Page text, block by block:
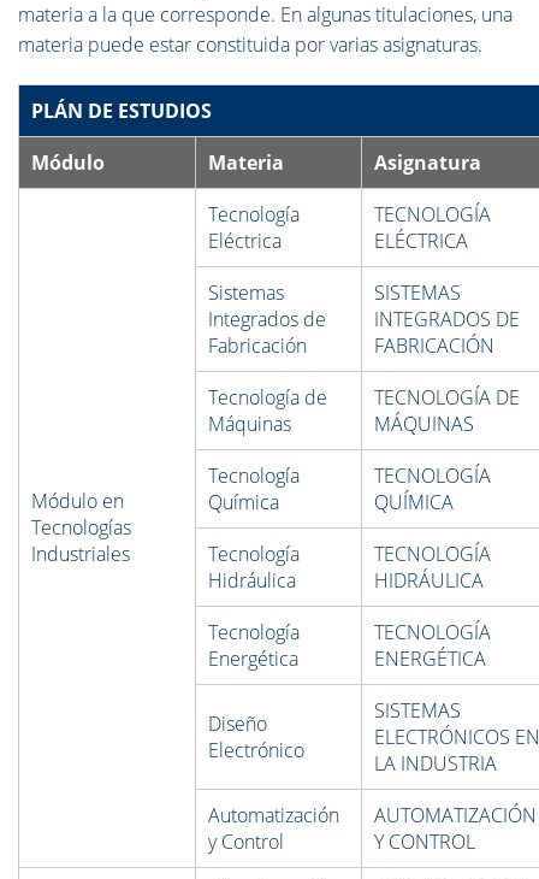
materia a la que corresponde. En algunas titulaciones, una
materia puede estar constituida por varias asignaturas.
PLÁN DE ESTUDIOS
Módulo
Materia Asignatura
Módulo en
Tecnologías
Industriales
Tecnología
Eléctrica
TECNOLOGÍA
ELÉCTRICA
Sistemas
Integrados de
Fabricación
SISTEMAS
INTEGRADOS DE
FABRICACIÓN
Tecnología de
Máquinas
TECNOLOGÍA DE
MÁQUINAS
Tecnología
Química
TECNOLOGÍA
QUÍMICA
Tecnología
Hidráulica
TECNOLOGÍA
HIDRÁULICA
Tecnología
Energética
TECNOLOGÍA
ENERGÉTICA
Diseño
Electrónico
SISTEMAS
ELECTRÓNICOS EN
LA INDUSTRIA
Automatización
y Control
AUTOMATIZACIÓN
Y CONTROL